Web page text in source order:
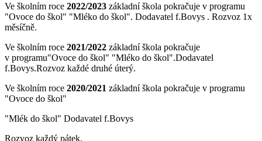
Ve školním roce 2022/2023 základní škola pokračuje v programu
"Ovoce do škol" "Mléko do škol". Dodavatel f.Bovys . Rozvoz 1x
měsíčně.
Ve školním roce 2021/2022 základní škola pokračuje
v programu"Ovoce do škol" "Mléko do škol".Dodavatel
f.Bovys.Rozvoz každé druhé úterý.
Ve školním roce 2020/2021 základní škola pokračuje v programu
"Ovoce do škol"
"Mlék do škol" Dodavatel f.Bovys
Rozvoz každý pátek.